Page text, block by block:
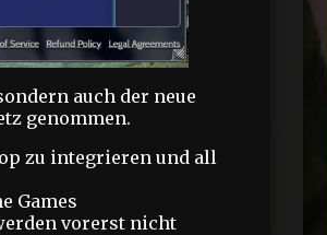
auch der neue
genommen.
zu integrieren und all
Games
vorerst nicht